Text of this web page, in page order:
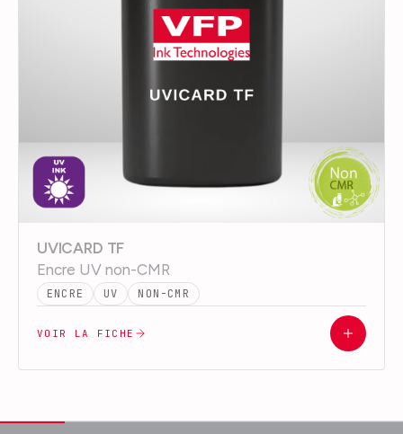
UVICARD TF
Encre UV non-CMR
ENCRE UV NON-CMR
VOIR LA FICHE